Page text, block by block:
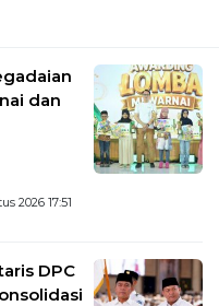
dan
2026 17:51
DPC